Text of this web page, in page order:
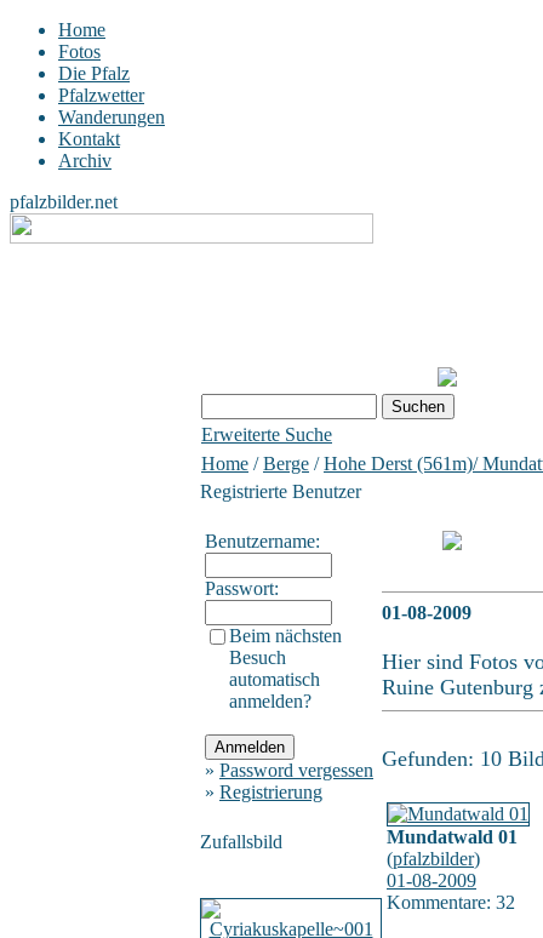
Home
Fotos
Die Pfalz
Pfalzwetter
Wanderungen
Kontakt
Archiv
pfalzbilder.net
Erweiterte Suche
Home /Berge /Hohe Derst (561m)/
Registrierte Benutzer
Benutzername:
Passwort:
Beim nächsten
Besuch
automatisch
anmelden?
» Password vergessen
» Registrierung
Zufallsbild
01-08-2009
Hier sind Fotos
Ruine Gutenburg
Gefunden: 10
Mundatwald 01
(pfalzbilder)
01-08-2009
Kommentare: 32